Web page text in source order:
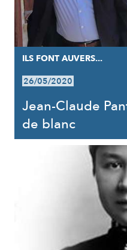
ILS FONT AUVERS...
26/05/2020
Jean-Claude
de blanc